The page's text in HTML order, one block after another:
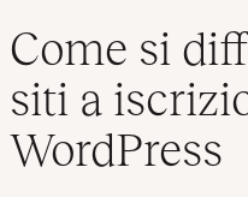
Come si
siti a
WordPress